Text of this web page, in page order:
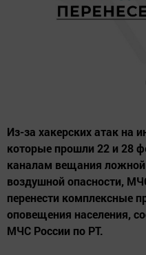
Из-за хакерских атак на
которые прошли 22 и 28
каналам вещания
воздушной опасности,
перенести комплексные
оповещения населения,
МЧС России по РТ.